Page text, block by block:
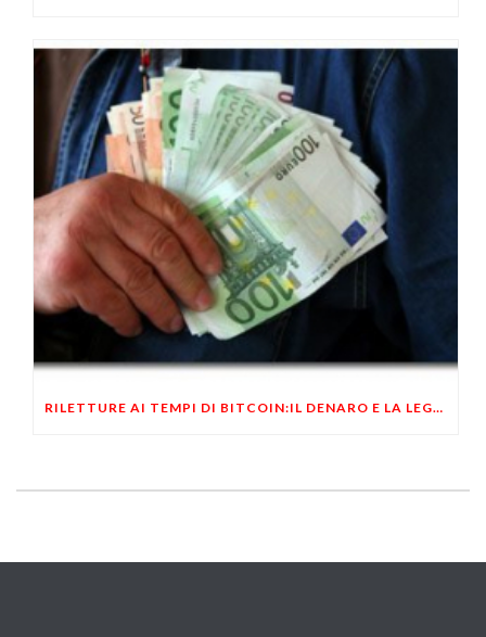
RILETTURE AI TEMPI DI BITCOIN:IL DENARO E LA LEGGE